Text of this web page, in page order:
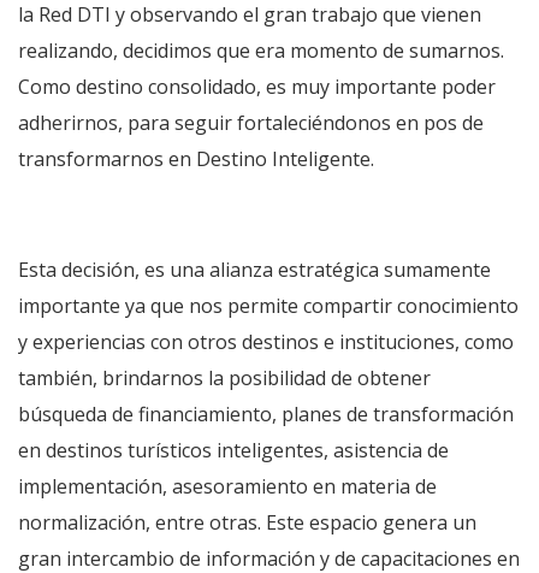
la Red DTI y observando el gran trabajo que vienen
realizando, decidimos que era momento de sumarnos.
Como destino consolidado, es muy importante poder
adherirnos, para seguir fortaleciéndonos en pos de
transformarnos en Destino Inteligente.
Esta decisión, es una alianza estratégica sumamente
importante ya que nos permite compartir conocimiento
y experiencias con otros destinos e instituciones, como
también, brindarnos la posibilidad de obtener
búsqueda de financiamiento, planes de transformación
en destinos turísticos inteligentes, asistencia de
implementación, asesoramiento en materia de
normalización, entre otras. Este espacio genera un
gran intercambio de información y de capacitaciones en